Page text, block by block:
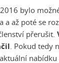
bylo
a až poté se
přerušit.
. Pokud tedy